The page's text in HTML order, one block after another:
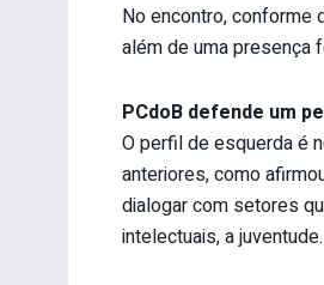
No encontro, conforme
além de uma presença
PCdoB defende um
O perfil de esquerda é
anteriores, como
dialogar com setores
intelectuais, a